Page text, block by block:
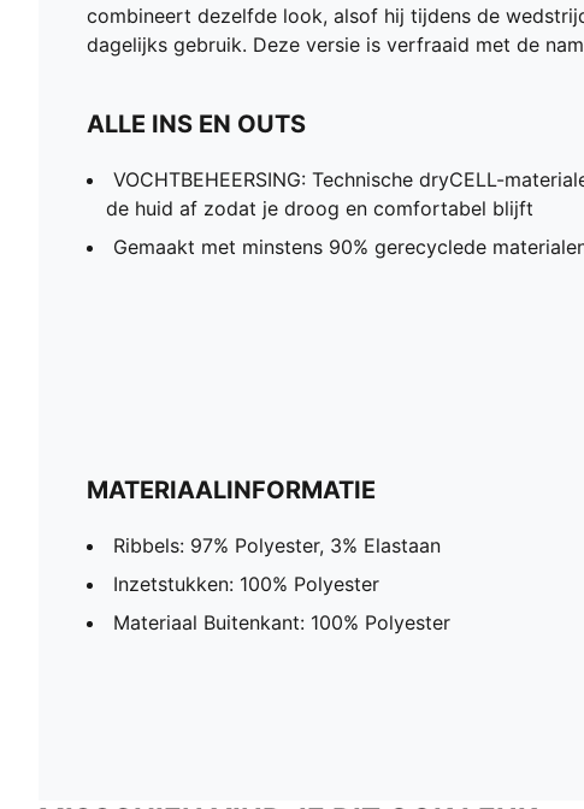
combineert dezelfde look, alsof hij tijdens de
dagelijks gebruik. Deze versie is verfraaid met de
ALLE INS EN OUTS
VOCHTBEHEERSING: Technische dryCELL-
de huid af zodat je droog en comfortabel blijft
Gemaakt met minstens 90% gerecyclede
MATERIAALINFORMATIE
Ribbels: 97% Polyester, 3% Elastaan
Inzetstukken: 100% Polyester
Materiaal Buitenkant: 100% Polyester